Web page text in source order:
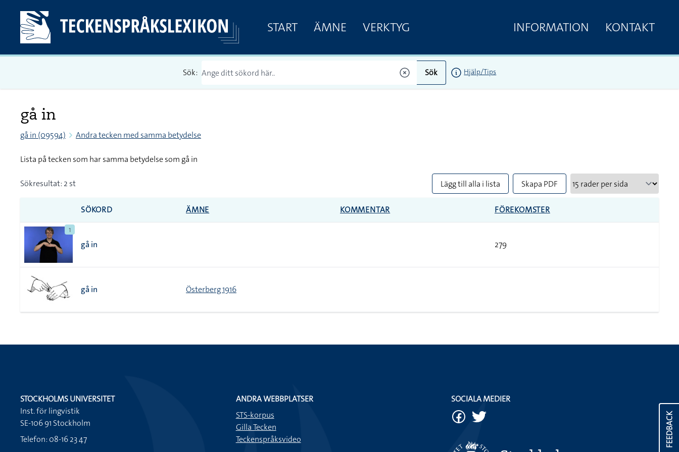
START ÄMNE VERKTYG INFORMATION KONTAKT
Sök: Sök Hjälp/Tips
gå in
gå in (09594) Andra tecken med samma betydelse
Lista på tecken som har samma betydelse som gå in
Sökresultat: 2 st Lägg till alla i lista Skapa PDF
SÖKORD ÄMNE KOMMENTAR FÖREKOMSTER
1
gå in 279
gå in Österberg 1916
FEEDBACK
STOCKHOLMS UNIVERSITET
Inst. för lingvistik
SE-106 91 Stockholm
Telefon: 08-16 23 47
ANDRA WEBBPLATSER
STS-korpus
Gilla Tecken
Teckenspråksvideo
SOCIALA MEDIER